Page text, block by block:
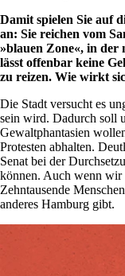
Damit spielen Sie auf
an: Sie reichen vom
»blauen Zone«, in
lässt offenbar keine
zu reizen. Wie wirkt
Die Stadt versucht es
sein wird. Dadurch soll
Gewaltphantasien
Protesten abhalten.
Senat bei der
können. Auch wenn
Zehntausende
anderes Hamburg gibt.